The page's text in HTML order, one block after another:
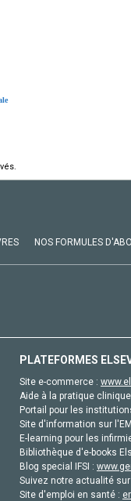
NOS FORMULES
PLATEFORMES
Site e-commerce :
Aide à la pratique
Portail pour les
Site d'information sur
E-learning pour les
Bibliothèque d'e-books
Blog special IFSI :
Suivez notre actualité
Site d'emploi en santé :